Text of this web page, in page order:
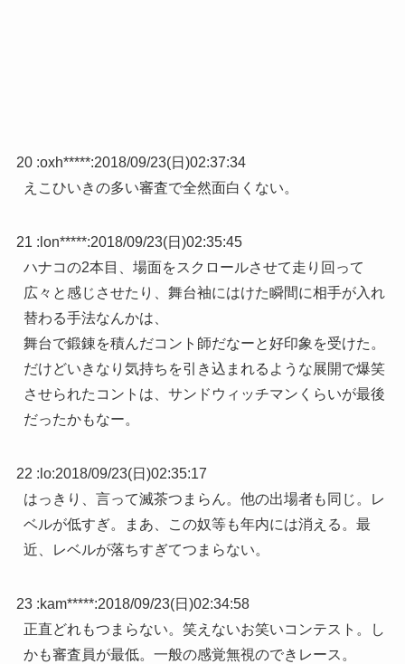
20 :oxh*****:2018/09/23(日)02:37:34
えこひいきの多い審査で全然面白くない。
21 : lon*****:2018/09/23(日)02:35:45
ハナコの2本目、場面をスクロールさせて走り回って
広々と感じさせたり、舞台袖にはけた瞬間に相手が入れ
替わる手法なんかは、
舞台で鍛錬を積んだコント師だなーと好印象を受けた。
だけどいきなり気持ちを引き込まれるような展開で爆笑
させられたコントは、サンドウィッチマンくらいが最後
だったかもなー。
22 : lo:2018/09/23(日)02:35:17
はっきり、言って滅茶つまらん。他の出場者も同じ。レ
ベルが低すぎ。まあ、この奴等も年内には消える。最
近、レベルが落ちすぎてつまらない。
23 :kam*****:2018/09/23(日)02:34:58
正直どれもつまらない。笑えないお笑いコンテスト。し
かも審査員が最低。一般の感覚無視のできレース。